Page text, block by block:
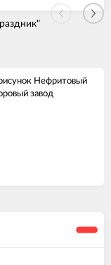
Нефритовый
завод